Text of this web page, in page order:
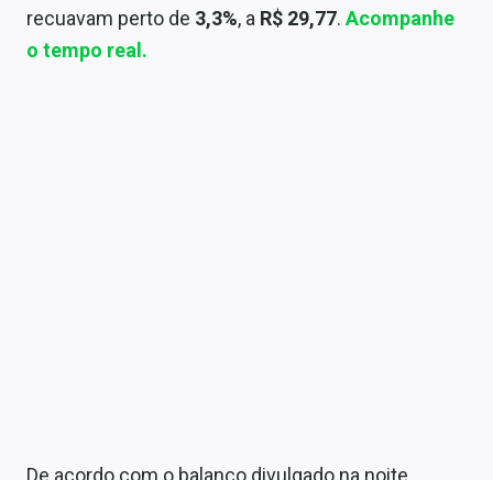
recuavam perto de 3,3%, a R$ 29,77.Acompanhe
o tempo real.